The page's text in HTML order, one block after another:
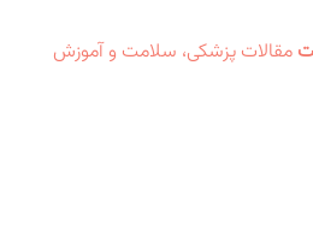
مقالات پزشکی، سلامت و آموزش